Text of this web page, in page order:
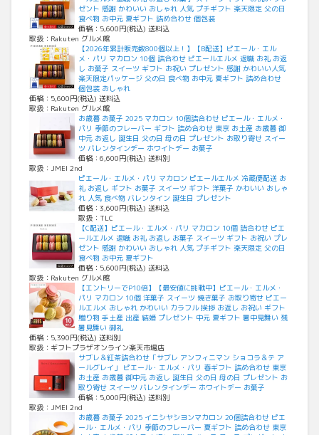
ゼント 感謝 かわいい おしゃれ 人気 プチギフト 楽天限定 父の日
食べ物 お中元 夏ギフト 詰め合わせ 個包装
価格：5,600円(税込) 送料込
取扱：Rakuten グルメ館
【2026年累計販売数800個以上！】【B配送】ピエール・エル
メ・パリ マカロン 10個 詰合わせ ピエールエルメ 退職 お礼 お返
し お菓子 スイーツ ギフト お祝い プレゼント 感謝 かわいい人気
楽天限定パッケージ 父の日 食べ物 お中元 夏ギフト 詰め合わせ
個包装 おしゃれ
価格：5,600円(税込) 送料込
取扱：Rakuten グルメ館
お歳暮 お菓子 2025 マカロン 10個詰合わせ ピエール・エルメ・
パリ 季節のフレーバー ギフト 詰め合わせ 東京 お土産 お歳暮 御
中元 お返し 誕生日 父の日 母の日 プレゼント お取り寄せ スイー
ツ バレンタインデー ホワイトデー お菓子
価格：6,600円(税込) 送料別
取扱：JMEI 2nd
ピエール・エルメ・パリ マカロン ピエールエルメ 冷蔵便配送 お
礼 お返し ギフト お菓子 スイーツ ギフト 洋菓子 かわいい おしゃ
れ 人気 食べ物 バレンタイン 誕生日 プレゼント
価格：3,600円(税込) 送料込
取扱：TLC
【C配送】ピエール・エルメ・パリ マカロン 10個 詰合わせ ピエ
ールエルメ 退職 お礼 お返し お菓子 スイーツ ギフト お祝い プレ
ゼント 感謝 かわいい おしゃれ 人気 プチギフト 楽天限定 父の日
食べ物 お中元 夏ギフト
価格：5,600円(税込) 送料込
取扱：Rakuten グルメ館
【エントリーでP10倍】【最安値に挑戦中】ピエール・エルメ・
パリ マカロン 10個 洋菓子 スイーツ 焼き菓子 お取り寄せ ピエー
ルエルメ おしゃれ かわいい カラフル 挨拶 お返し お祝い ギフト
贈り物 手土産 出産 結婚 プレゼント 中元 夏ギフト 暑中見舞い 残
暑見舞い 御礼
価格：5,390円(税込) 送料別
取扱：ギフトプラザオンライン楽天市場店
サブレ＆紅茶詰合わせ「サブレ アンフィニマン ショコラ＆テ ア
ールグレイ」 ピエール・エルメ・パリ 春ギフト 詰め合わせ 東京
お土産 お歳暮 御中元 お返し 誕生日 父の日 母の日 プレゼント お
取り寄せ スイーツ バレンタインデー ホワイトデー お菓子
価格：5,000円(税込) 送料別
取扱：JMEI 2nd
お歳暮 お菓子 2025 イニシヤシヨンマカロン 20個詰合わせ ピエ
ール・エルメ・パリ 季節のフレーバー 夏ギフト 詰め合わせ 東京